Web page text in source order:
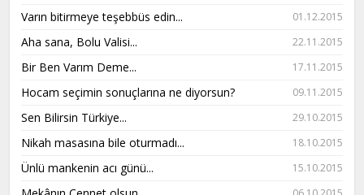
Varın bitirmeye teşebbüs edin... 01.12.2015
Aha sana, Bolu Valisi... 22.11.2015
Bir Ben Varım Deme... 17.11.2015
Hocam seçimin sonuçlarına ne diyorsun? 09.11.2015
Sen Bilirsin Türkiye... 29.10.2015
Nikah masasına bile oturmadı... 18.10.2015
Ünlü mankenin acı günü... 15.10.2015